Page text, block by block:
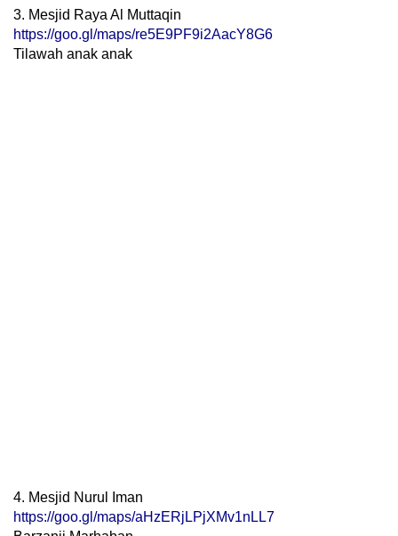
3. Mesjid Raya Al Muttaqin
https://goo.gl/maps/re5E9PF9i2AacY8G6
Tilawah anak anak
4. Mesjid Nurul Iman
https://goo.gl/maps/aHzERjLPjXMv1nLL7